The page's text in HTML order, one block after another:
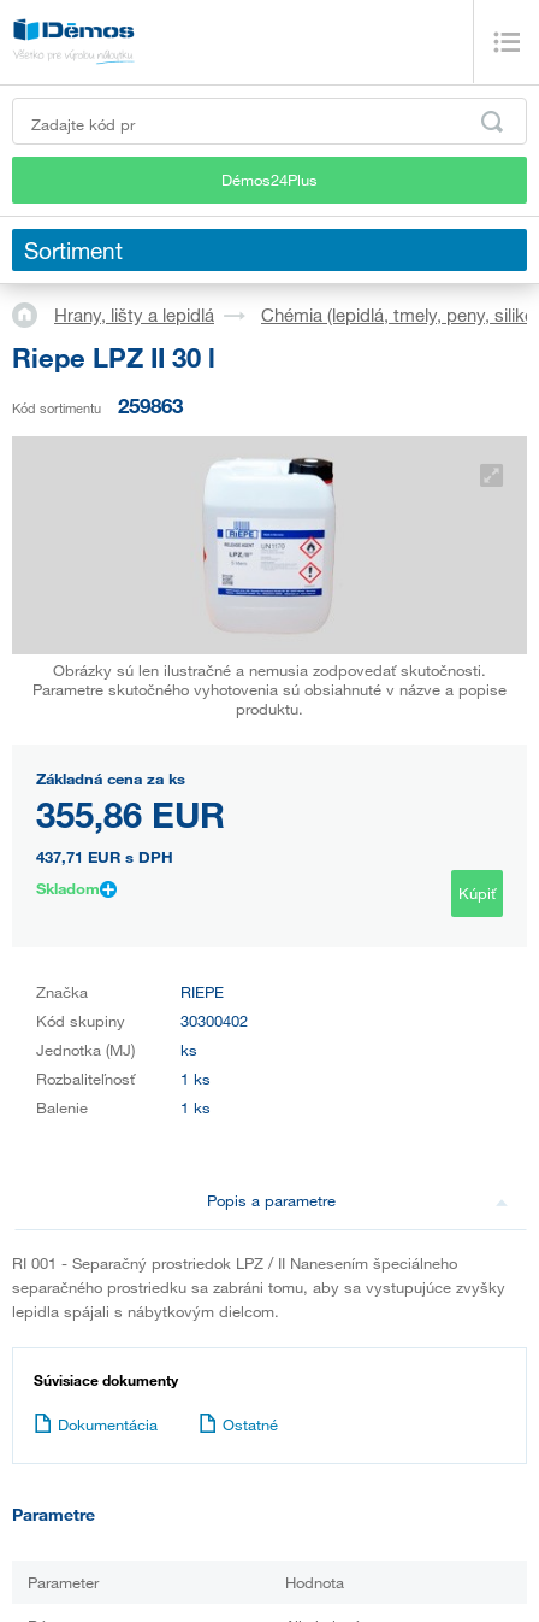
Démos24Plus
Sortiment
Hrany, lišty a lepidlá Chémia (lepidlá, tmely, peny,
Riepe LPZ II 30 l
Kód sortimentu 259863
Obrázky sú len ilustračné a nemusia zodpovedať skutočnosti.
Parametre skutočného vyhotovenia sú obsiahnuté v názve a popise
produktu.
Základná cena za ks
355,86 EUR
437,71 EUR s DPH
Skladom
Kúpiť
Značka
RIEPE
Kód skupiny
30300402
Jednotka (MJ)
ks
Rozbaliteľnosť
1 ks
Balenie
1 ks
Popis a parametre
RI 001 - Separačný prostriedok LPZ / II Nanesením špeciálneho
separačného prostriedku sa zabráni tomu, aby sa vystupujúce zvyšky
lepidla spájali s nábytkovým dielcom.
Súvisiace dokumenty
Dokumentácia Ostatné
Parametre
Parameter Hodnota